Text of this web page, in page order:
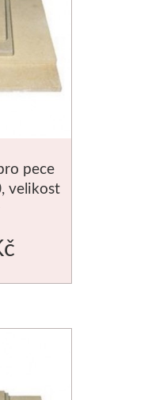
pece
velikost